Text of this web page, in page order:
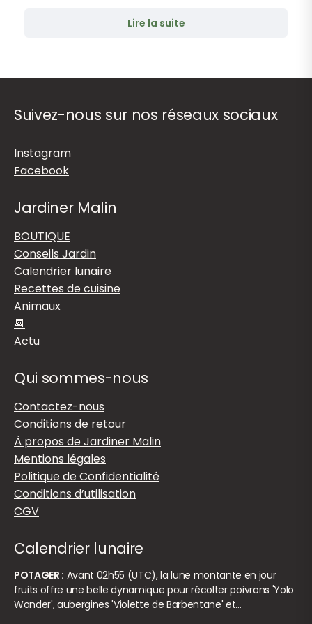
Lire la suite
Suivez-nous sur nos réseaux sociaux
Instagram
Facebook
Jardiner Malin
BOUTIQUE
Conseils Jardin
Calendrier lunaire
Recettes de cuisine
Animaux
📆
Actu
Qui sommes-nous
Contactez-nous
Conditions de retour
À propos de Jardiner Malin
Mentions légales
Politique de Confidentialité
Conditions d’utilisation
CGV
Calendrier lunaire
POTAGER : Avant 02h55 (UTC), la lune montante en jour
fruits offre une belle dynamique pour récolter poivrons 'Yolo
Wonder', aubergines 'Violette de Barbentane' et…